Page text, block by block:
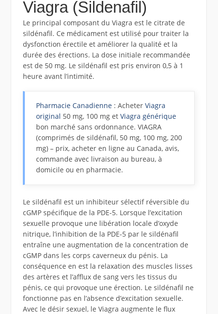
Viagra (Sildenafil)
Le principal composant du Viagra est le citrate de
sildénafil. Ce médicament est utilisé pour traiter la
dysfonction érectile et améliorer la qualité et la
durée des érections. La dose initiale recommandée
est de 50 mg. Le sildénafil est pris environ 0,5 à 1
heure avant l’intimité.
Pharmacie Canadienne : AcheterViagra
original 50 mg, 100 mg etViagra générique
bon marché sans ordonnance. VIAGRA
(comprimés de sildénafil, 50 mg, 100 mg, 200
mg) – prix, acheter en ligne au Canada, avis,
commande avec livraison au bureau, à
domicile ou en pharmacie.
Le sildénafil est un inhibiteur sélectif réversible du
cGMP spécifique de la PDE-5. Lorsque l’excitation
sexuelle provoque une libération locale d’oxyde
nitrique, l’inhibition de la PDE-5 par le sildénafil
entraîne une augmentation de la concentration de
cGMP dans les corps caverneux du pénis. La
conséquence en est la relaxation des muscles lisses
des artères et l’afflux de sang vers les tissus du
pénis, ce qui provoque une érection. Le sildénafil ne
fonctionne pas en l’absence d’excitation sexuelle.
Avec le désir sexuel, le Viagra augmente le flux